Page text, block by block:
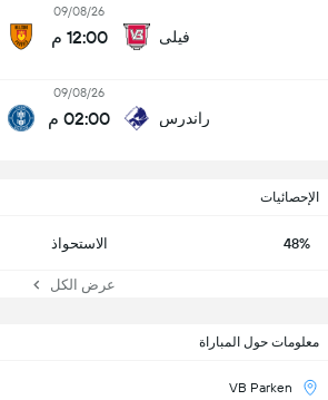
فيلى
09/08/26
12:00 م
راندرس
09/08/26
02:00 م
الإحصائيات
48% الاستحواذ
عرض الكل
معلومات حول المباراة
VB Parken